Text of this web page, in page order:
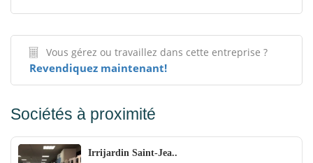
Vous gérez ou travaillez dans cette entreprise ?
Revendiquez maintenant!
Sociétés à proximité
Irrijardin Saint-Jea..